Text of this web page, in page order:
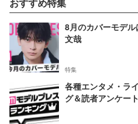
8月のカバーモデ
文哉
特集
各種エンタメ・ラ
グ＆読者アンケー